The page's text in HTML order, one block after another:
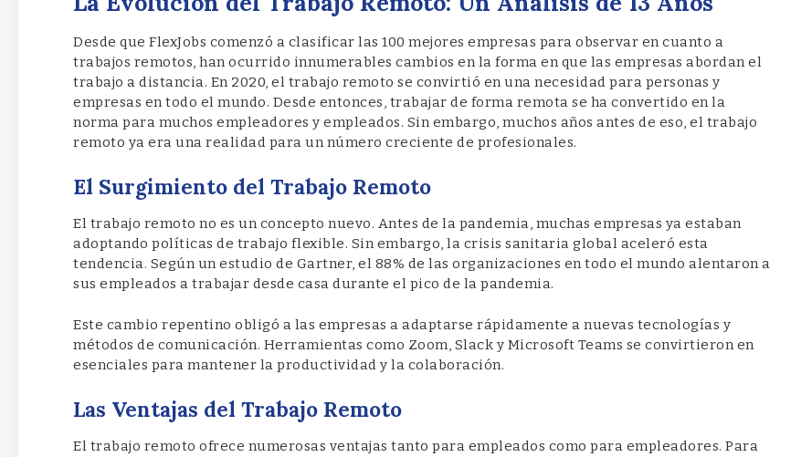
Desde que FlexJobs comenzó a clasificar las 100 mejores empresas para observar en cuanto a
trabajos remotos, han ocurrido innumerables cambios en la forma en que las empresas abordan el
trabajo a distancia. En 2020, el trabajo remoto se convirtió en una necesidad para personas y
empresas en todo el mundo. Desde entonces, trabajar de forma remota se ha convertido en la
norma para muchos empleadores y empleados. Sin embargo, muchos años antes de eso, el trabajo
remoto ya era una realidad para un número creciente de profesionales.
El Surgimiento del Trabajo Remoto
El trabajo remoto no es un concepto nuevo. Antes de la pandemia, muchas empresas ya estaban
adoptando políticas de trabajo flexible. Sin embargo, la crisis sanitaria global aceleró esta
tendencia. Según un estudio de Gartner, el 88% de las organizaciones en todo el mundo alentaron a
sus empleados a trabajar desde casa durante el pico de la pandemia.
Este cambio repentino obligó a las empresas a adaptarse rápidamente a nuevas tecnologías y
métodos de comunicación. Herramientas como Zoom, Slack y Microsoft Teams se convirtieron en
esenciales para mantener la productividad y la colaboración.
Las Ventajas del Trabajo Remoto
El trabajo remoto ofrece numerosas ventajas tanto para empleados como para empleadores. Para